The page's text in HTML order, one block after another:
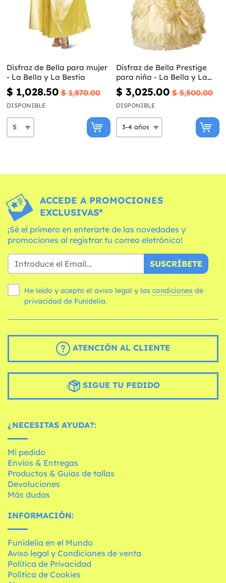
Disfraz de Bella para mujer
- La Bella y La Bestia
$ 1,028.50 $ 1,870.00
DISPONIBLE
Disfraz de Bella Prestige
para niña - La Bella y La
Bestia
$ 3,025.00 $ 5,500.00
DISPONIBLE
ACCEDE A PROMOCIONES
EXCLUSIVAS*
¡Sé el primero en enterarte de las novedades y
promociones al registrar tu correo eletrónico!
SUSCRÍBETE
He leído y acepto el aviso legal y las condiciones
privacidad de Funidelia.
ATENCIÓN AL CLIENTE
SIGUE TU PEDIDO
¿NECESITAS AYUDA?:
Mi pedido
Envíos & Entregas
Productos & Guías de tallas
Devoluciones
Más dudas
INFORMACIÓN:
Funidelia en el Mundo
Aviso legal y Condiciones de venta
Política de Privacidad
Política de Cookies